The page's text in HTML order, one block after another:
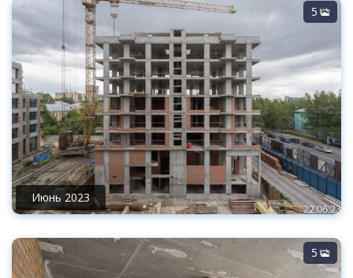
5
Июнь 2023
5